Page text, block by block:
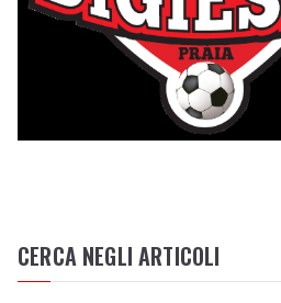
CERCA NEGLI ARTICOLI